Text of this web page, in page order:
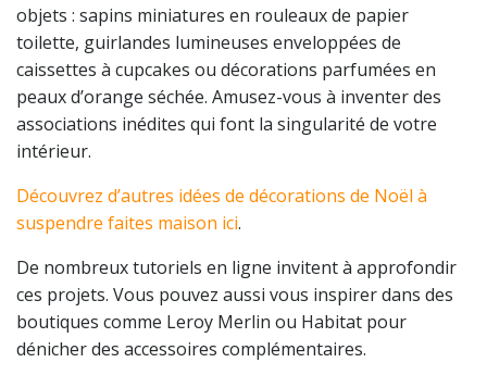
objets : sapins miniatures en rouleaux de papier
toilette, guirlandes lumineuses enveloppées de
caissettes à cupcakes ou décorations parfumées en
peaux d’orange séchée. Amusez-vous à inventer des
associations inédites qui font la singularité de votre
intérieur.
Découvrez d’autres idées de décorations de Noël à
suspendre faites maison ici.
De nombreux tutoriels en ligne invitent à approfondir
ces projets. Vous pouvez aussi vous inspirer dans des
boutiques comme Leroy Merlin ou Habitat pour
dénicher des accessoires complémentaires.